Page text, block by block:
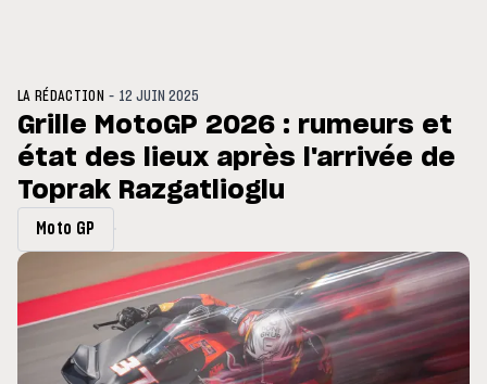
: Horaires et
du GP de Grande-
MOTO GP
Zarco évite l'opération et vise
retour en septembre
LA RÉDACTION - 12 JUIN 2025
Grille MotoGP 2026 : rumeurs et
état des lieux après l'arrivée de
Toprak Razgatlioglu
Moto GP